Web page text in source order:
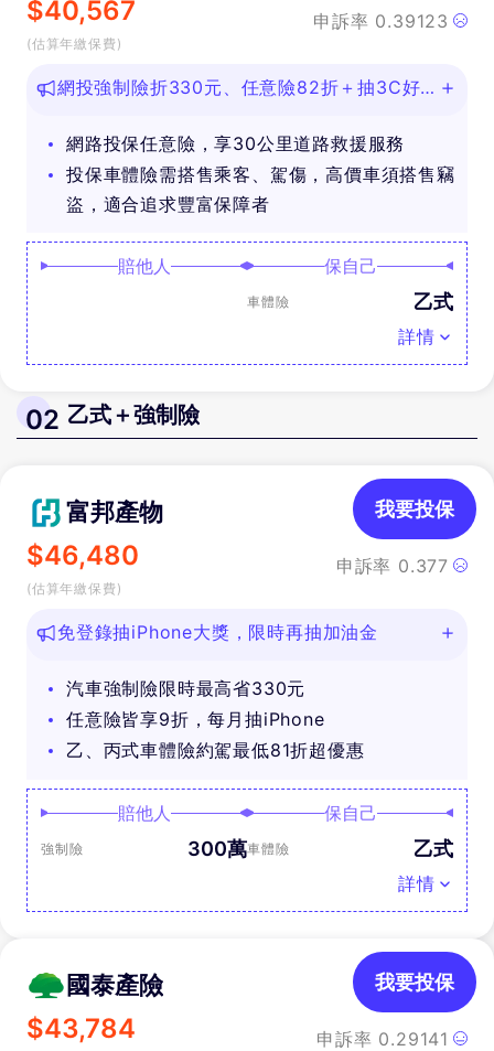
$40,567
(估算年繳保費)
申訴率 0.39123
網投強制險折330元、任意險82折＋抽3C好
網路投保任意險，享30公里道路救援服務
投保車體險需搭售乘客、駕傷，高價車須搭售竊
盜，適合追求豐富保障者
賠他人 保自己
車體險 乙式
詳情
02 乙式＋強制險
富邦產物
$46,480
(估算年繳保費)
申訴率 0.377
我要投保
免登錄抽iPhone大獎，限時再抽加油金
汽車強制險限時最高省330元
任意險皆享9折，每月抽iPhone
乙、丙式車體險約駕最低81折超優惠
賠他人
強制險 300萬
保自己
車體險 乙式
詳情
國泰產險
$43,784 申訴率 0.29141
我要投保